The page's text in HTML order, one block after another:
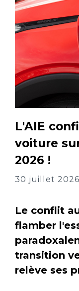
L'AIE
voiture
2026 !
30 juillet 2026
Le conflit
flamber
transition
relève ses